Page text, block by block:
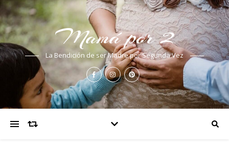
Mamá por 2
La Bendición de ser Madre por Segunda Vez